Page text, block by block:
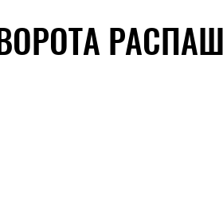
ВОРОТА